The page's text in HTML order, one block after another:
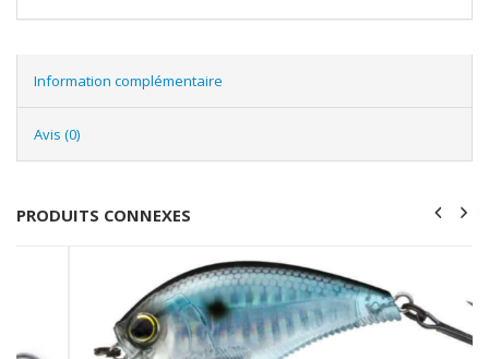
Information complémentaire
Avis (0)
PRODUITS CONNEXES